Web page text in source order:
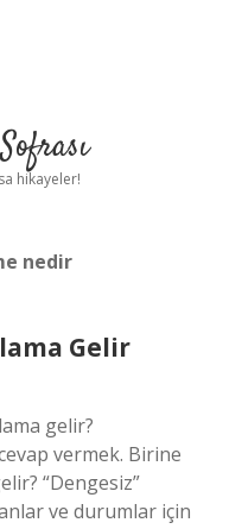
hikayeler!
nedir
Gelir
gelir?
vermek. Birine
“Dengesiz”
ve durumlar için